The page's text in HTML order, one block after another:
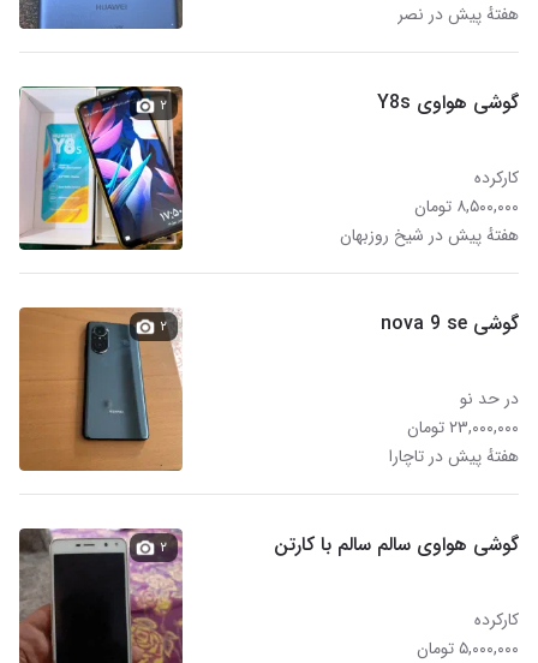
هفتهٔ پیش در نصر
گوشی هواوی Y8s
کارکرده
۸,۵۰۰,۰۰۰ تومان
هفتهٔ پیش در شیخ روزبهان
۲
گوشی nova 9 se
در حد نو
۲۳,۰۰۰,۰۰۰ تومان
هفتهٔ پیش در تاچارا
۲
گوشی هواوی سالم سالم با کارتن
کارکرده
۵,۰۰۰,۰۰۰ تومان
۲